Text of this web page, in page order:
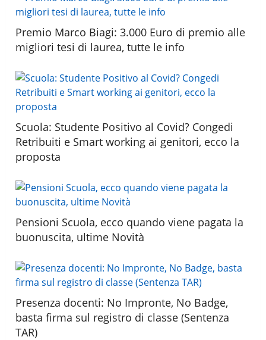
Premio Marco Biagi: 3.000 Euro di premio alle
migliori tesi di laurea, tutte le info
Scuola: Studente Positivo al Covid? Congedi
Retribuiti e Smart working ai genitori, ecco la
proposta
Pensioni Scuola, ecco quando viene pagata la
buonuscita, ultime Novità
Presenza docenti: No Impronte, No Badge,
basta firma sul registro di classe (Sentenza
TAR)